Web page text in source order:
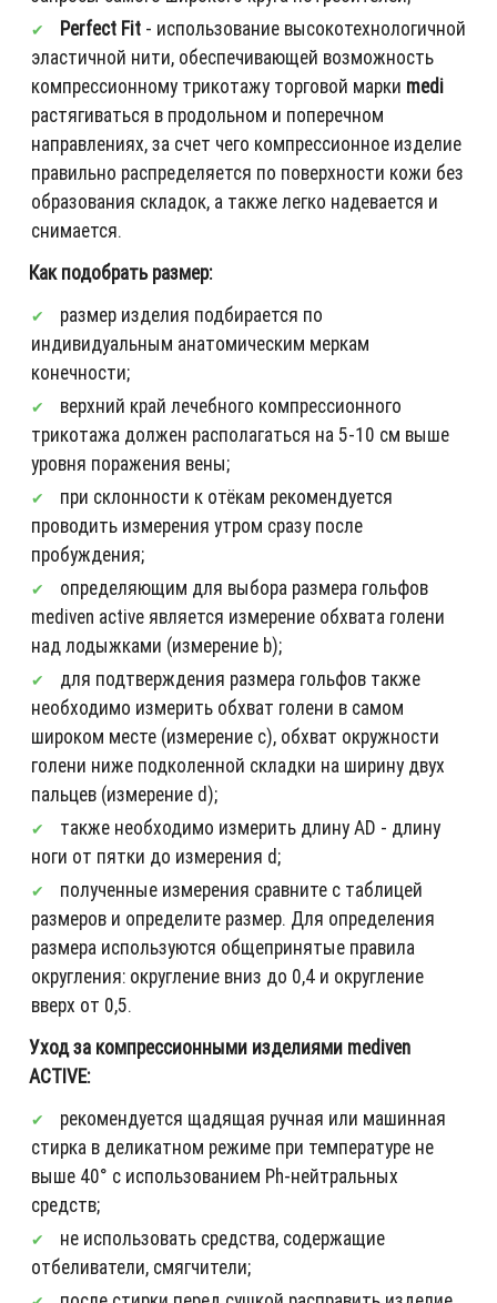
Perfect Fit - использование высокотехнологичной
эластичной нити, обеспечивающей возможность
компрессионному трикотажу торговой марки medi
растягиваться в продольном и поперечном
направлениях, за счет чего компрессионное изделие
правильно распределяется по поверхности кожи без
образования складок, а также легко надевается и
снимается.
Как подобрать размер:
размер изделия подбирается по
индивидуальным анатомическим меркам
конечности;
верхний край лечебного компрессионного
трикотажа должен располагаться на 5-10 см выше
уровня поражения вены;
при склонности к отёкам рекомендуется
проводить измерения утром сразу после
пробуждения;
определяющим для выбора размера гольфов
mediven active является измерение обхвата голени
над лодыжками (измерение b);
для подтверждения размера гольфов также
необходимо измерить обхват голени в самом
широком месте (измерение c), обхват окружности
голени ниже подколенной складки на ширину двух
пальцев (измерение d);
также необходимо измерить длину AD - длину
ноги от пятки до измерения d;
полученные измерения сравните с таблицей
размеров и определите размер. Для определения
размера используются общепринятые правила
округления: округление вниз до 0,4 и округление
вверх от 0,5.
Уход за компрессионными изделиями mediven
ACTIVE:
рекомендуется щадящая ручная или машинная
стирка в деликатном режиме при температуре не
выше 40° с использованием Ph-нейтральных
средств;
не использовать средства, содержащие
отбеливатели, смягчители;